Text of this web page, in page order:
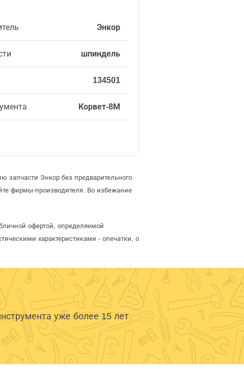
Энкор
шпиндель
134501
Корвет-8М
запчасти Энкор без предварительного
фирмы-производителя. Во избежание
офертой, определяемой
характеристиками - опечатки, о
уже более 15 лет